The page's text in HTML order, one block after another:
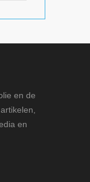
en de
en